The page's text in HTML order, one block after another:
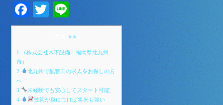
Fa
ce
ok
T
wi
r
ne
hide]
1
（株式会社木下設備｜福岡県北九州
市）
2
北九州で配管工の求人をお探しの方
へ
3
未経験でも安心してスタート可能
4
技術が身につけば将来も強い